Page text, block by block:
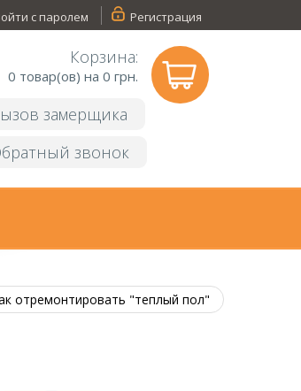
с паролем Регистрация
Корзина:
0 товар(ов) на 0 грн.
замерщика
звонок
отремонтировать "теплый пол"